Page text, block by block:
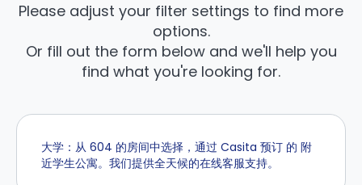
Please adjust your filter settings to find more
options.
Or fill out the form below and we'll help you
find what you're looking for.
大学：从 604 的房间中选择，通过 Casita 预订 的 附
近学生公寓。我们提供全天候的在线客服支持。